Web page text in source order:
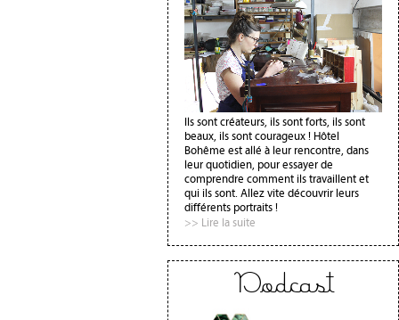
Ils sont créateurs, ils sont forts, ils sont
beaux, ils sont courageux ! Hôtel
Bohême est allé à leur rencontre, dans
leur quotidien, pour essayer de
comprendre comment ils travaillent et
qui ils sont. Allez vite découvrir leurs
différents portraits !
>> Lire la suite
Podcast